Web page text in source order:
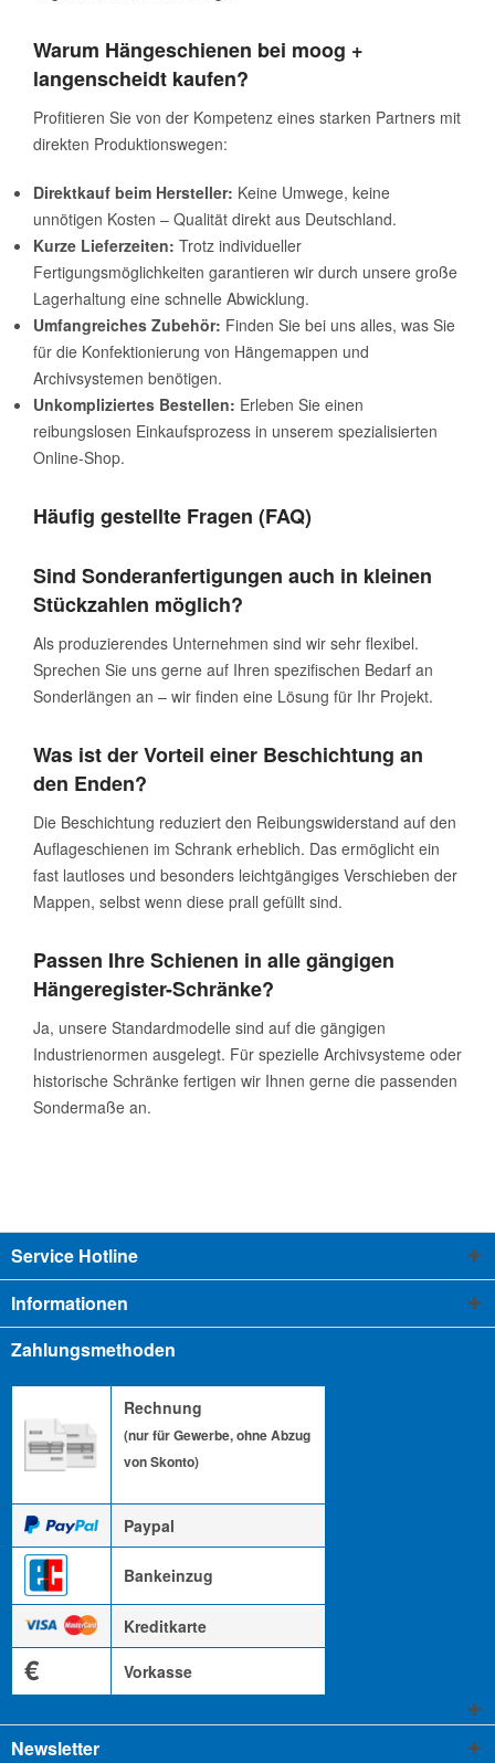
Warum Hängeschienen bei moog +
langenscheidt kaufen?
Profitieren Sie von der Kompetenz eines starken Partners mit
direkten Produktionswegen:
Direktkauf beim Hersteller: Keine Umwege, keine
unnötigen Kosten – Qualität direkt aus Deutschland.
Kurze Lieferzeiten: Trotz individueller
Fertigungsmöglichkeiten garantieren wir durch unsere große
Lagerhaltung eine schnelle Abwicklung.
Umfangreiches Zubehör: Finden Sie bei uns alles, was Sie
für die Konfektionierung von Hängemappen und
Archivsystemen benötigen.
Unkompliziertes Bestellen: Erleben Sie einen
reibungslosen Einkaufsprozess in unserem spezialisierten
Online-Shop.
Häufig gestellte Fragen (FAQ)
Sind Sonderanfertigungen auch in kleinen
Stückzahlen möglich?
Als produzierendes Unternehmen sind wir sehr flexibel.
Sprechen Sie uns gerne auf Ihren spezifischen Bedarf an
Sonderlängen an – wir finden eine Lösung für Ihr Projekt.
Was ist der Vorteil einer Beschichtung an
den Enden?
Die Beschichtung reduziert den Reibungswiderstand auf den
Auflageschienen im Schrank erheblich. Das ermöglicht ein
fast lautloses und besonders leichtgängiges Verschieben der
Mappen, selbst wenn diese prall gefüllt sind.
Passen Ihre Schienen in alle gängigen
Hängeregister-Schränke?
Ja, unsere Standardmodelle sind auf die gängigen
Industrienormen ausgelegt. Für spezielle Archivsysteme oder
historische Schränke fertigen wir Ihnen gerne die passenden
Sondermaße an.
Service Hotline
Informationen
Zahlungsmethoden
Rechnung
(nur für Gewerbe, ohne Abzug
von Skonto)
Paypal
Bankeinzug
Kreditkarte
€ Vorkasse
Newsletter